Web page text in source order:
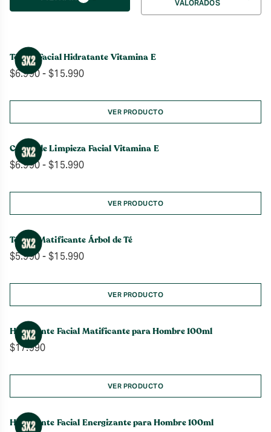
por
VALORADOS
Tónico Facial Hidratante Vitamina E
$6.990- $15.990Rango
precios:
desde
$6.990
$15.990
VER PRODUCTO
Crema de Limpieza Facial Vitamina E
$6.990- $15.990Rango
precios:
desde
$6.990
$15.990
VER PRODUCTO
Tónico Matificante Árbol de Té
$5.990- $15.990Rango
precios:
desde
$5.990
$15.990
VER PRODUCTO
Hidratante Facial Matificante para Hombre 100ml
$17.990
VER PRODUCTO
Hidratante Facial Energizante para Hombre 100ml